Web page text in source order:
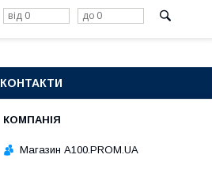
КОНТАКТИ
Магазин A100.PROM.UA